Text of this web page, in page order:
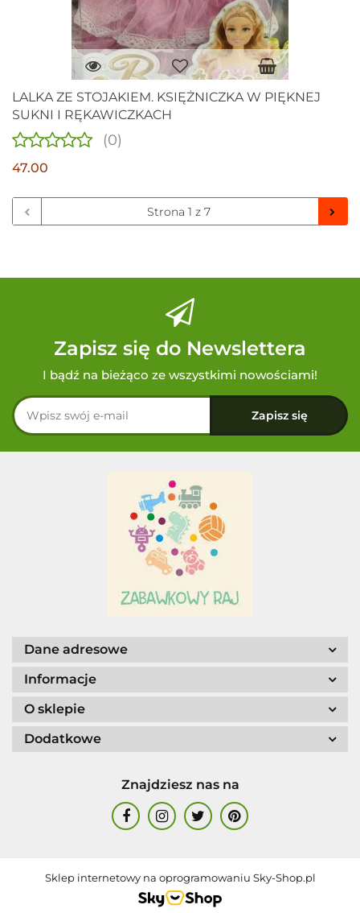
LALKA ZE STOJAKIEM. KSIĘŻNICZKA W PIĘKNEJ
SUKNI I RĘKAWICZKACH
(0)
47.00
Zapisz się do Newslettera
I bądź na bieżąco ze wszystkimi nowościami!
Dane adresowe
Informacje
O sklepie
Dodatkowe
Znajdziesz nas na
Sklep internetowy na oprogramowaniu Sky-Shop.pl